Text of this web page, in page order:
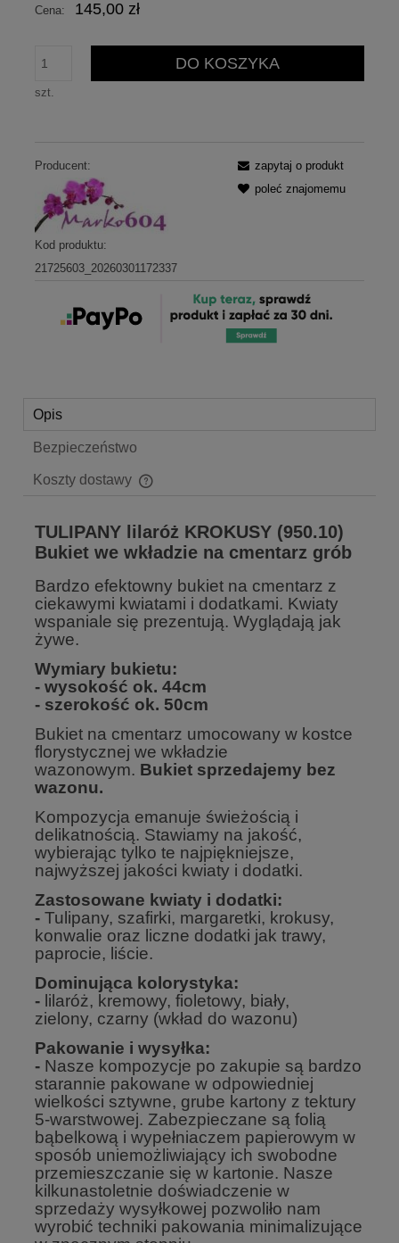
Cena: 145,00 zł
szt.
DO KOSZYKA
Producent:
Kod produktu:
21725603_20260301172337
zapytaj o produkt
poleć znajomemu
Opis
Bezpieczeństwo
Koszty dostawy
Cena nie zawiera ewentualnych kosztów płatności
TULIPANY lilaróż KROKUSY (950.10)
Bukiet we wkładzie na cmentarz grób
Bardzo efektowny bukiet na cmentarz z
ciekawymi kwiatami i dodatkami. Kwiaty
wspaniale się prezentują. Wyglądają jak
żywe.
Wymiary bukietu:
- wysokość ok. 44cm
- szerokość ok. 50cm
Bukiet na cmentarz umocowany w kostce
florystycznej we wkładzie
wazonowym. Bukiet sprzedajemy bez
wazonu.
Kompozycja emanuje świeżością i
delikatnością. Stawiamy na jakość,
wybierając tylko te najpiękniejsze,
najwyższej jakości kwiaty i dodatki.
Zastosowane kwiaty i dodatki:
- Tulipany, szafirki, margaretki, krokusy,
konwalie oraz liczne dodatki jak trawy,
paprocie, liście.
Dominująca kolorystyka:
- lilaróż, kremowy, fioletowy, biały,
zielony, czarny (wkład do wazonu)
Pakowanie i wysyłka:
- Nasze kompozycje po zakupie są bardzo
starannie pakowane w odpowiedniej
wielkości sztywne, grube kartony z tektury
5-warstwowej. Zabezpieczane są folią
bąbelkową i wypełniaczem papierowym w
sposób uniemożliwiający ich swobodne
przemieszczanie się w kartonie. Nasze
kilkunastoletnie doświadczenie w
sprzedaży wysyłkowej pozwoliło nam
wyrobić techniki pakowania minimalizujące